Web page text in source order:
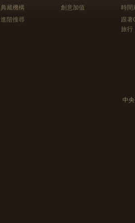
典藏機構
進階搜尋
創意加值
時間
跟
旅行
中